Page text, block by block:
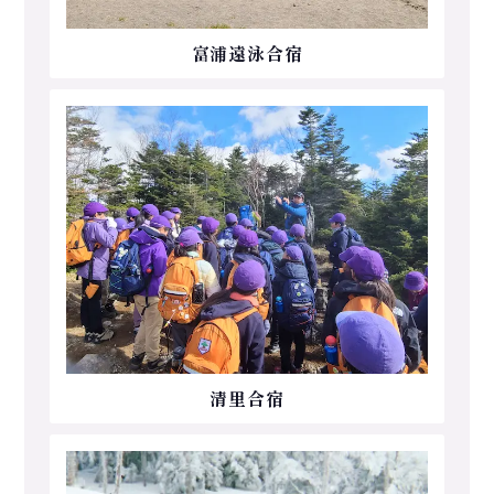
富浦遠泳合宿
清里合宿